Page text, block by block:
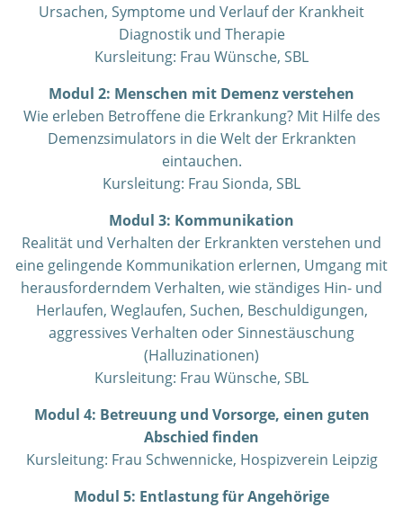
Ursachen, Symptome und Verlauf der Krankheit
Diagnostik und Therapie
Kursleitung: Frau Wünsche, SBL
Modul 2: Menschen mit Demenz verstehen
Wie erleben Betroffene die Erkrankung? Mit Hilfe des
Demenzsimulators in die Welt der Erkrankten
eintauchen.
Kursleitung: Frau Sionda, SBL
Modul 3: Kommunikation
Realität und Verhalten der Erkrankten verstehen und
eine gelingende Kommunikation erlernen, Umgang mit
herausforderndem Verhalten, wie ständiges Hin- und
Herlaufen, Weglaufen, Suchen, Beschuldigungen,
aggressives Verhalten oder Sinnestäuschung
(Halluzinationen)
Kursleitung: Frau Wünsche, SBL
Modul 4: Betreuung und Vorsorge, einen guten
Abschied finden
Kursleitung: Frau Schwennicke, Hospizverein Leipzig
Modul 5: Entlastung für Angehörige